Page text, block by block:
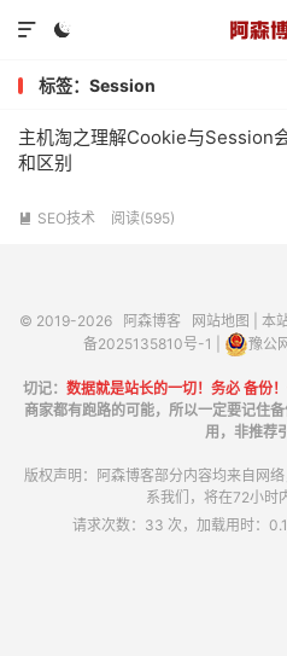


标签：Session
主机淘之理解Cookie与Session
和区别
 SEO技术 阅读(595)
© 2019-2026 阿森博客 网站地图 | 本
备2025135810号-1
豫公
切记： 数据就是站长的一切！务必 备份！
商家都有跑路的可能，所以一定要记住
用，非推荐
版权声明：阿森博客部分内容均来自网
系我们，将在72小时
请求次数：33 次，加载用时：